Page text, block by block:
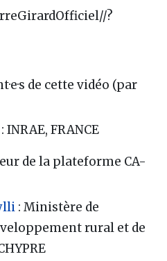
?
de cette vidéo (par
: INRAE, FRANCE
de la plateforme CA-
: Ministère de
rural et de